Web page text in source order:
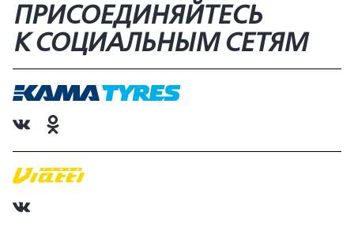
ПРИСОЕДИНЯЙТЕСЬ
К СОЦИАЛЬНЫМ СЕТЯМ